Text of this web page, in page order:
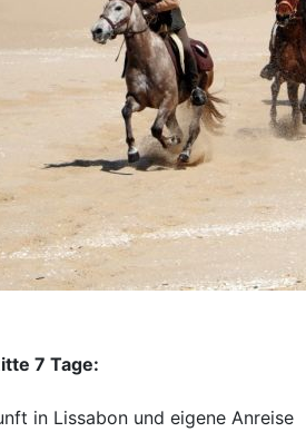
7 Tage:
in Lissabon und eigene Anreise